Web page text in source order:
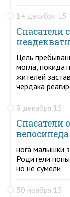
14 декабря 15
Спасатели
Цель
могла,
жителей
чердака
9 декабря 15
Спасатели
велосипеда
нога малышки
Родители
но не сумели
30 ноября 15